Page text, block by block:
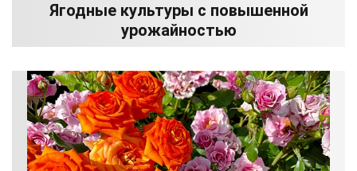
Ягодные культуры с повышенной
урожайностью